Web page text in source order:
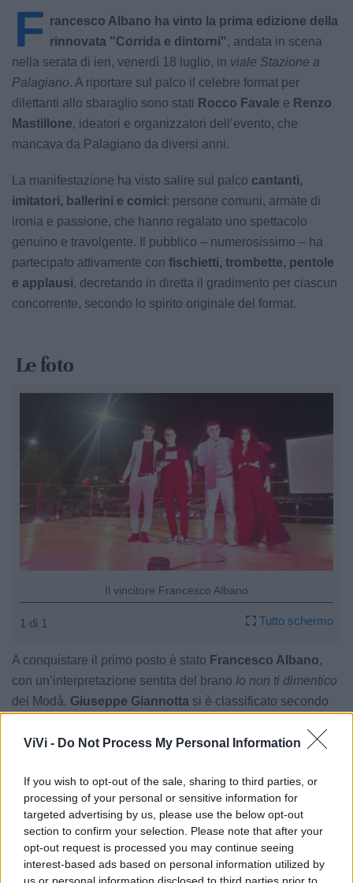
ViVi - Do Not Process My Personal Information
If you wish to opt-out of the sale, sharing to third parties, or
processing of your personal or sensitive information for
targeted advertising by us, please use the below opt-out
section to confirm your selection. Please note that after your
opt-out request is processed you may continue seeing
interest-based ads based on personal information utilized by
us or personal information disclosed to third parties prior to
F rancesco Albano ha vinto la prima edizione della
rinnovata "Corrida e dintorni", andata in scena
nella serata di ieri, venerdì 18 luglio, in viale Stazione a
Palagiano. A riportare sul palco il celebre format per
dilettanti allo sbaraglio sono stati Rocco Favale e Renzo
Mastillone, ideatori e organizzatori dell’evento, che
mancava da Palagiano da diversi anni.
La manifestazione ha visto salire sul palco cantanti,
imitatori, ballerini e comici: persone comuni, armate di
ironia e passione, che hanno regalato uno spettacolo
genuino e travolgente. Il pubblico – numerosissimo – ha
partecipato attivamente con fischietti, trombette, pentole
e applausi, decretando in diretta il gradimento per ciascun
concorrente, secondo lo spirito originale del format.
Le foto
Il vincitore Francesco Albano
1 di 1 Tutto schermo
A conquistare il primo posto è stato Francesco Albano,
con un’interpretazione sentita del brano Io non ti dimentico
dei Modà. Giuseppe Giannotta si è classificato secondo
andato aDanilo Amoruso, che ha proposto un mix
assegnato aMimmo Musco, apprezzato per il suo spirito
coinvolgente.
si è rivelata una vera festa di comunità.
L’ottima riuscita dell’evento potrebbe spianare la strada a